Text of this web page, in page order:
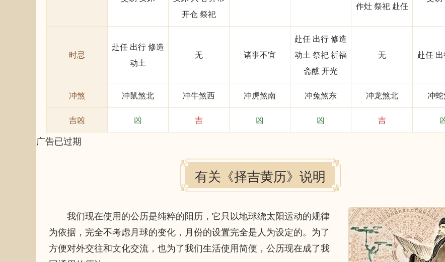
开仓 祭祀
作灶 祭祀 赴任
时忌
赴任 出行 修造
动土
无 诸事不宜
赴任 出行 修造
动土 祭祀 祈福
斋醮 开光
无 赴任
冲煞 冲鼠煞北 冲牛煞西 冲虎煞南 冲兔煞东 冲龙煞北 冲
吉凶 凶 吉 凶 凶 吉
广告已过期
有关《择吉黄历》说明
我们现在使用的公历是纯粹的阳历，它只以地球绕太阳运动的规律
为依据，完全不考虑月球的变化，月份的设置完全是人为设定的。为了
方便对外交往和文化交流，也为了我们生活使用简便，公历现在成了我